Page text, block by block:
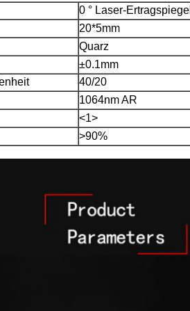
0 ° Laser-Ertragspiegel
20*5mm
Quarz
±0.1mm
40/20
1064nm AR
<1>
>90%